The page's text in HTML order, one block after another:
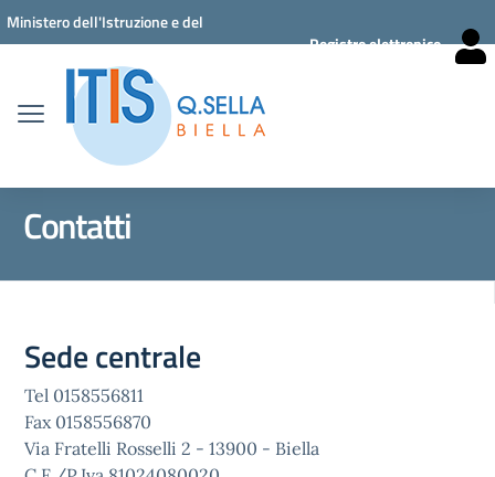
Vai ai contenuti
Vai al menu di navigazione
Vai al footer
Ministero dell'Istruzione e del
Registro elettronico
Contatti
Sede centrale
Tel 0158556811
Fax 0158556870
Via Fratelli Rosselli 2 - 13900 - Biella